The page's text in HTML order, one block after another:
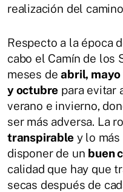
realización del
Respecto a la época
cabo el Camín de los
meses deabril, mayo
y octubre para evitar
verano e invierno,
ser más adversa. La
transpirabley lo más
disponer de un buen
calidad que hay que
secas después de